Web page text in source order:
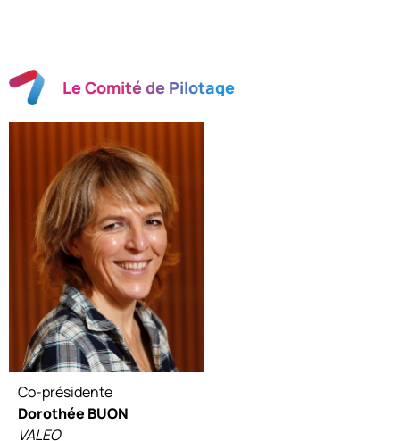
Le Comité de Pilotage
Co-présidente
Dorothée BUON
VALEO